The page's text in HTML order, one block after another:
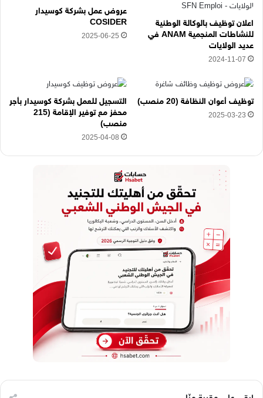
و
ن
ي
ه
ن
اعلان توظيف بالوكالة الوطنية
للنشاطات المنجمية ANAM في
عديد الولايات
2024-11-07
عروض عمل بشركة كوسيدار
COSIDER
2025-06-25
توظيف أعوان النظافة (20 منصب)
2025-03-23
التسجيل للعمل بشركة كوسيدار بأجر
محفز مع توفير الإقامة (215
منصب)
2025-04-08